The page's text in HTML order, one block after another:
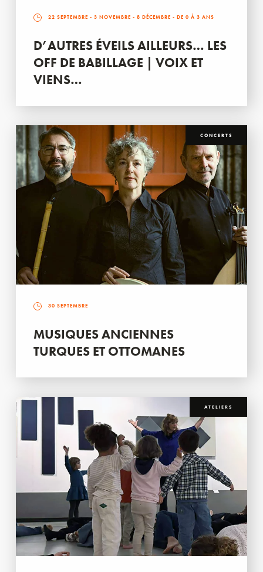
22 SEPTEMBRE - 3 NOVEMBRE - 8 DÉCEMBRE - DE 0 À 3 ANS
D’AUTRES ÉVEILS AILLEURS… LES
OFF DE BABILLAGE | VOIX ET
VIENS…
CONCERTS
30 SEPTEMBRE
MUSIQUES ANCIENNES
TURQUES ET OTTOMANES
ATELIERS